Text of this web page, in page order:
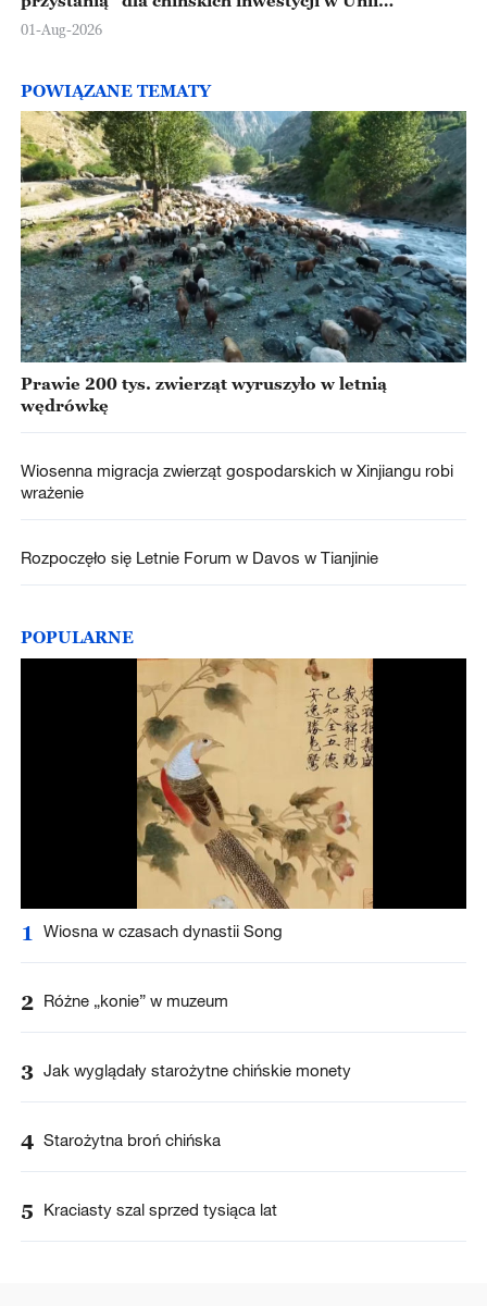
Europejskiej
01-Aug-2026
POWIĄZANE TEMATY
Prawie 200 tys. zwierząt wyruszyło w letnią
wędrówkę
Wiosenna migracja zwierząt gospodarskich w Xinjiangu robi
wrażenie
Rozpoczęło się Letnie Forum w Davos w Tianjinie
POPULARNE
1 Wiosna w czasach dynastii Song
2 Różne „konie” w muzeum
3 Jak wyglądały starożytne chińskie monety
4 Starożytna broń chińska
5 Kraciasty szal sprzed tysiąca lat